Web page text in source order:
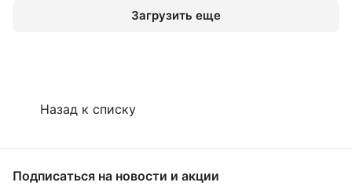
Загрузить еще
Назад к списку
Подписаться на новости и акции